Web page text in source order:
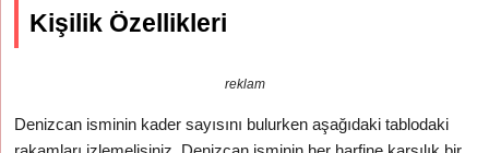
Kişilik Özellikleri
reklam
Denizcan isminin kader sayısını bulurken aşağıdaki tablodaki